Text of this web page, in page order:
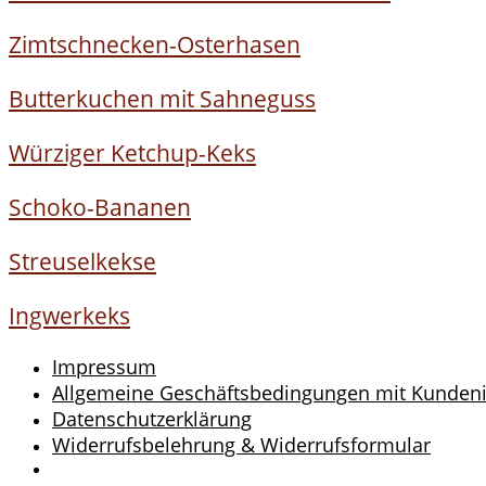
Zimtschnecken-Osterhasen
Butterkuchen mit Sahneguss
Würziger Ketchup-Keks
Schoko-Bananen
Streuselkekse
Ingwerkeks
Impressum
Allgemeine Geschäftsbedingungen mit
Datenschutzerklärung
Widerrufsbelehrung & Widerrufsformular